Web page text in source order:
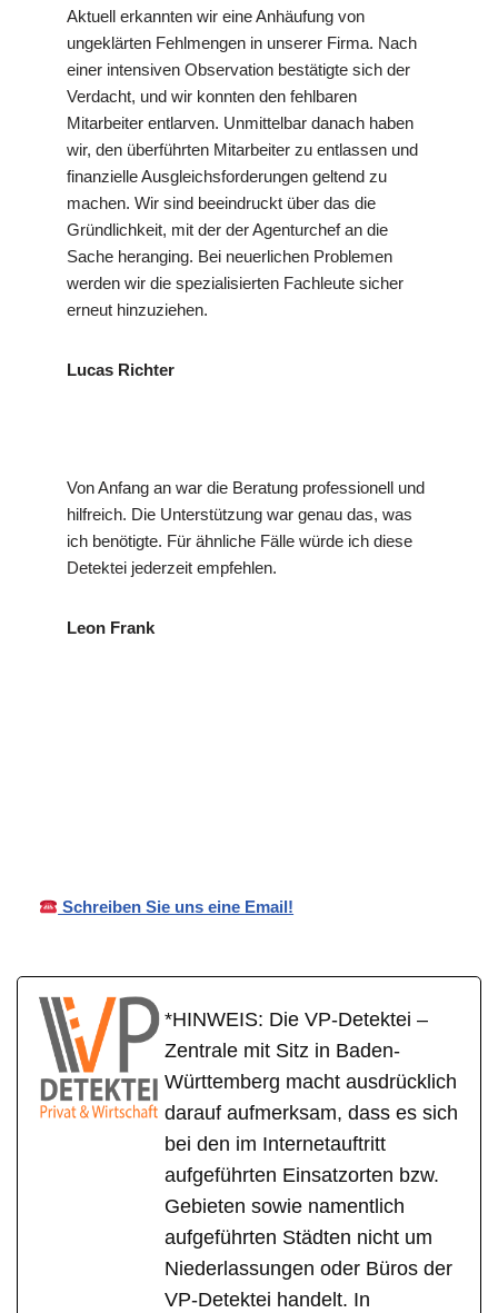
Aktuell erkannten wir eine Anhäufung von
ungeklärten Fehlmengen in unserer Firma. Nach
einer intensiven Observation bestätigte sich der
Verdacht, und wir konnten den fehlbaren
Mitarbeiter entlarven. Unmittelbar danach haben
wir, den überführten Mitarbeiter zu entlassen und
finanzielle Ausgleichsforderungen geltend zu
machen. Wir sind beeindruckt über das die
Gründlichkeit, mit der der Agenturchef an die
Sache heranging. Bei neuerlichen Problemen
werden wir die spezialisierten Fachleute sicher
erneut hinzuziehen.
Lucas Richter
Von Anfang an war die Beratung professionell und
hilfreich. Die Unterstützung war genau das, was
ich benötigte. Für ähnliche Fälle würde ich diese
Detektei jederzeit empfehlen.
Leon Frank
Schreiben Sie uns eine Email!
*HINWEIS: Die VP-Detektei –
Zentrale mit Sitz in Baden-
Württemberg macht ausdrücklich
darauf aufmerksam, dass es sich
bei den im Internetauftritt
aufgeführten Einsatzorten bzw.
Gebieten sowie namentlich
aufgeführten Städten nicht um
Niederlassungen oder Büros der
VP-Detektei handelt. In